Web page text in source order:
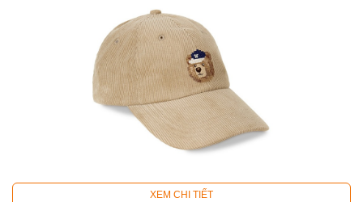
XEM CHI TIẾT